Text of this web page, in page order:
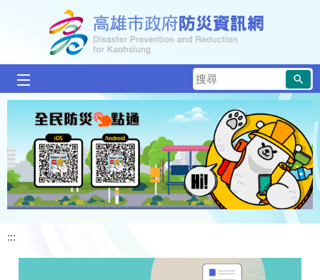
跳到主要內容區塊
搜
尋
:::